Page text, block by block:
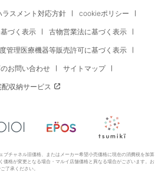
スメント対応方針 cookieポリシー
づく表示 古物営業法に基づく表示
管理医療機器等販売許可に基づく表示
お問い合わせ サイトマップ
配収納サービス
ブチャネル旧価格、またはメーカー希望小売価格に現在の消費税を加算
価格が変更となる場合・マルイ店舗価格と異なる場合がございます。お
了承ください。